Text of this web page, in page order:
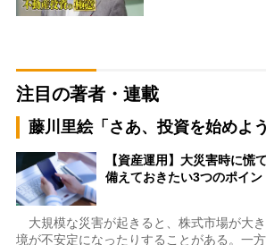
注目の著者・連載
藤川里絵「さあ、投資を始めよう
【資産運用】大災害時に慌
備えておきたい3つのポイ
大規模な災害が起きると、株式市場が大
境が不安定になったりすることがある。一